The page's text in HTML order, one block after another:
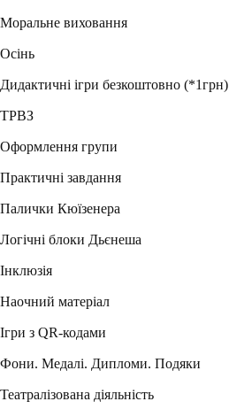
Моральне виховання
Осінь
Дидактичні ігри безкоштовно (*1грн)
ТРВЗ
Оформлення групи
Практичні завдання
Палички Кюїзенера
Логічні блоки Дьєнеша
Інклюзія
Наочний матеріал
Ігри з QR-кодами
Фони. Медалі. Дипломи. Подяки
Театралізована діяльність